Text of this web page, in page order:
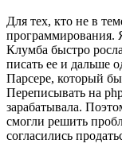
Для тех, кто не в
программирования.
Клумба быстро
писать ее и дальше
Парсере, который
Переписывать на
зарабатывала.
смогли решить
согласились